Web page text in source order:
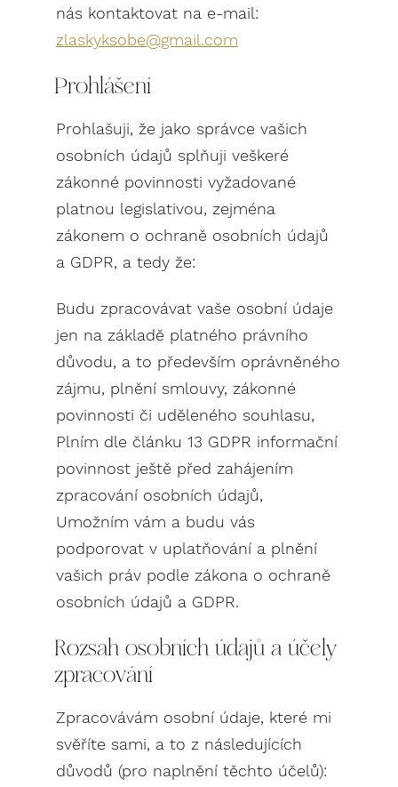
nás kontaktovat na e-mail:
zlaskyksobe@gmail.com
Prohlášení
Prohlašuji, že jako správce vašich
osobních údajů splňuji veškeré
zákonné povinnosti vyžadované
platnou legislativou, zejména
zákonem o ochraně osobních údajů
a GDPR, a tedy že:
Budu zpracovávat vaše osobní údaje
jen na základě platného právního
důvodu, a to především oprávněného
zájmu, plnění smlouvy, zákonné
povinnosti či uděleného souhlasu,
Plním dle článku 13 GDPR informační
povinnost ještě před zahájením
zpracování osobních údajů,
Umožním vám a budu vás
podporovat v uplatňování a plnění
vašich práv podle zákona o ochraně
osobních údajů a GDPR.
Rozsah osobních údajů a účely
zpracování
Zpracovávám osobní údaje, které mi
svěříte sami, a to z následujících
důvodů (pro naplnění těchto účelů):